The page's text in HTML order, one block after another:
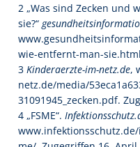
2 „Was sind Zecken und
sie?“
wie-entfernt-man-
3 Kinderaerzte-im-netz.de,
netz.de/media/
31091945_zecken.pdf.
4 „FSME“.